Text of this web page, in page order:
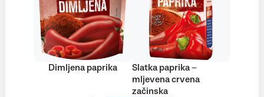
Dimljena paprika
Slatka paprika –
mljevena crvena
začinska